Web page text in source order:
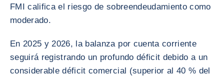
FMI califica el riesgo de sobreendeudamiento como
moderado.
En 2025 y 2026, la balanza por cuenta corriente
seguirá registrando un profundo déficit debido a un
considerable déficit comercial (superior al 40 % del